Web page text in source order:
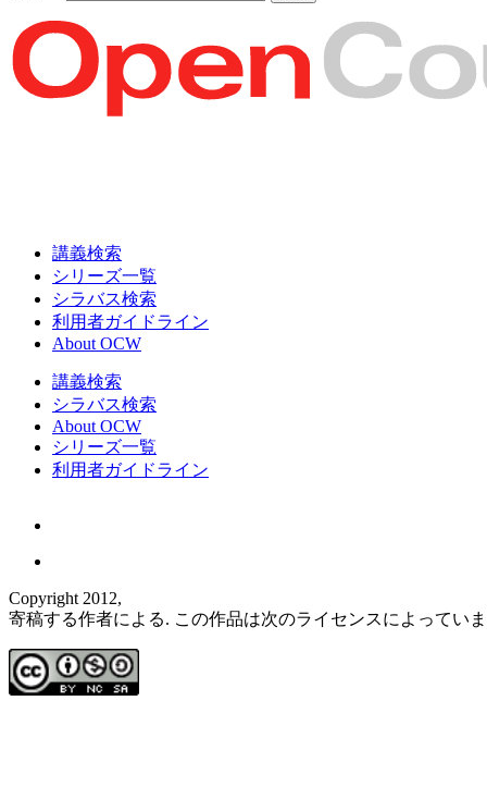
講義検索
シリーズ一覧
シラバス検索
利用者ガイドライン
About OCW
講義検索
シラバス検索
About OCW
シリーズ一覧
利用者ガイドライン
Copyright 2012,
寄稿する作者による. この作品は次のライセンスによってい